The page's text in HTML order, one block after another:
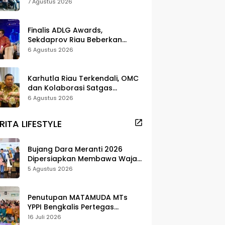
Finalis ADLG Awards,
Sekdaprov Riau Beberkan
Strategi Digitalisasi untuk
6 Agustus 2026
Karhutla Riau Terkendali, OMC
dan Kolaborasi Satgas
Berhasil Tekan Titik Api
6 Agustus 2026
LIFESTYLE
Bujang Dara Meranti 2026
Dipersiapkan Membawa Wajah
Daerah ke Publik
5 Agustus 2026
Penutupan MATAMUDA MTs
YPPI Bengkalis Pertegas
Pendidikan Berbasis Adat dan
16 Juli 2026